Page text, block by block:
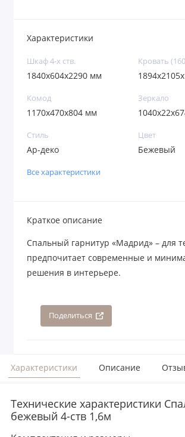
Характеристики
Шкаф 4-х ств.
1840х604х2290 мм
Кровать
Комод
1170х470х804 мм
Зеркало
Стиль
Ар-деко
Цвет
Бежевый
Все характеристики
Краткое описание
Спальный гарнитур «Мадрид» – для
предпочитает современные и
решения в интерьере.
Поделиться
Характеристики Описание
Технические характеристики
бежевый 4-ств 1,6м